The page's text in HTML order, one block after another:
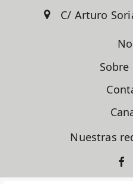
C/ Arturo
Nuestras